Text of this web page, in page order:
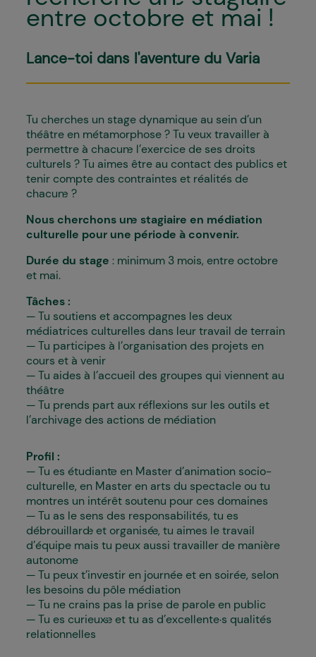
entre octobre et mai !
Lance-toi dans l'aventure du Varia
Tu cherches un stage dynamique au sein d’un
théâtre en métamorphose ? Tu veux travailler à
permettre à chacun ·e l’exercice de ses droits
culturels ? Tu aimes être au contact des publics et
tenir compte des contraintes et réalités de
chacun ?
Nous cherchons un·e stagiaire en médiation
culturelle pour une période à convenir.
Durée du stage : minimum 3 mois, entre octobre
et mai.
Tâches :
Tu soutiens et accompagnes les deux
médiatrices culturelles dans leur travail de terrain
Tu participes à l’organisation des projets en
cours et à venir
Tu aides à l’accueil des groupes qui viennent au
théâtre
Tu prends part aux réflexions sur les outils et
l’archivage des actions de médiation
Profil :
Tu es étudiant·e en Master d’animation socio-
culturelle, en Master en arts du spectacle ou tu
montres un intérêt soutenu pour ces domaines
Tu as le sens des responsabilités, tu es
débrouillard·e et organisé·e, tu aimes le travail
d’équipe mais tu peux aussi travailler de manière
autonome
Tu peux t’investir en journée et en soirée, selon
les besoins du pôle médiation
Tu ne crains pas la prise de parole en public
Tu es curieux·se et tu as d’excellente·s qualités
relationnelles